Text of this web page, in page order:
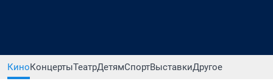
КиноКонцертыТеатрДетямСпортВыставкиДругое